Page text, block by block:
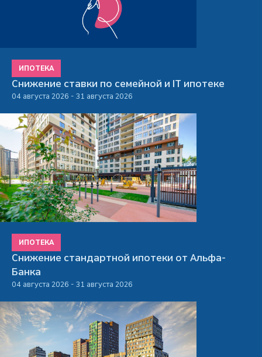
ИПОТЕКА
Снижение ставки по семейной и IT ипотеке
04 августа 2026 - 31 августа 2026
ИПОТЕКА
Снижение стандартной ипотеки от Альфа-
Банка
04 августа 2026 - 31 августа 2026